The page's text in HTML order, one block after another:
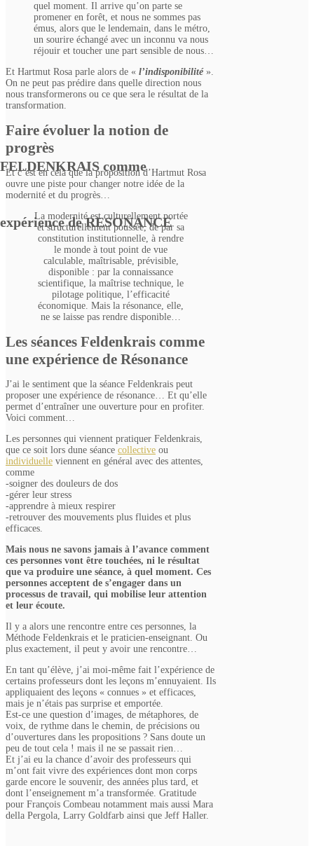
FELDENKRAIS comme
expérience de RESONANCE
quel moment. Il arrive qu’on parte se
promener en forêt, et nous ne sommes pas
émus, alors que le lendemain, dans le métro,
un sourire échangé avec un inconnu va nous
réjouir et toucher une part sensible de nous…
Et Hartmut Rosa parle alors de « l’indisponibilité».
On ne peut pas prédire dans quelle direction nous
nous transformerons ou ce que sera le résultat de la
transformation.
Faire évoluer la notion de
progrès
Et c’est en cela que la proposition d’Hartmut Rosa
ouvre une piste pour changer notre idée de la
modernité et du progrès…
La modernité est culturellement portée
et structurellement poussée, de par sa
constitution institutionnelle, à rendre
le monde à tout point de vue
calculable, maîtrisable, prévisible,
disponible : par la connaissance
scientifique, la maîtrise technique, le
pilotage politique, l’efficacité
économique. Mais la résonance, elle,
ne se laisse pas rendre disponible…
Les séances Feldenkrais comme
une expérience de Résonance
J’ai le sentiment que la séance Feldenkrais peut
proposer une expérience de résonance… Et qu’elle
permet d’entraîner une ouverture pour en profiter.
Voici comment…
Les personnes qui viennent pratiquer Feldenkrais,
que ce soit lors dune séance collective ou
individuelle viennent en général avec des attentes,
comme
-soigner des douleurs de dos
-gérer leur stress
-apprendre à mieux respirer
-retrouver des mouvements plus fluides et plus
efficaces.
Mais nous ne savons jamais à l’avance comment
ces personnes vont être touchées, ni le résultat
que va produire une séance, à quel moment. Ces
personnes acceptent de s’engager dans un
processus de travail, qui mobilise leur attention
et leur écoute.
Il y a alors une rencontre entre ces personnes, la
Méthode Feldenkrais et le praticien-enseignant. Ou
plus exactement, il peut y avoir une rencontre…
En tant qu’élève, j’ai moi-même fait l’expérience de
certains professeurs dont les leçons m’ennuyaient. Ils
appliquaient des leçons « connues » et efficaces,
mais je n’étais pas surprise et emportée.
Est-ce une question d’images, de métaphores, de
voix, de rythme dans le chemin, de précisions ou
d’ouvertures dans les propositions ? Sans doute un
peu de tout cela ! mais il ne se passait rien…
Et j’ai eu la chance d’avoir des professeurs qui
m’ont fait vivre des expériences dont mon corps
garde encore le souvenir, des années plus tard, et
dont l’enseignement m’a transformée. Gratitude
pour François Combeau notamment mais aussi Mara
della Pergola, Larry Goldfarb ainsi que Jeff Haller.